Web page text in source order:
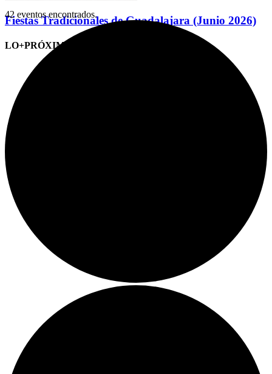
Fiestas Tradicionales de Guadalajara (Junio 2026)
LO+PRÓXIMO (CITAS)
42 eventos encontrados.